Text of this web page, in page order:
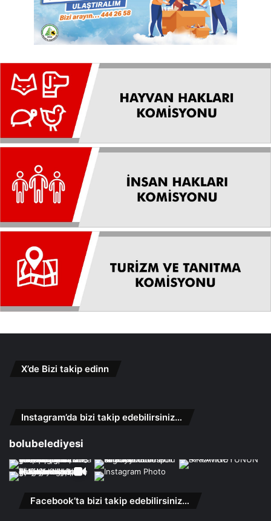
X’de Bizi takip edinn
Instagram’da bizi takip edebilirsiniz…
bolubelediyesi
Facebook’ta bizi takip edebilirsiniz…